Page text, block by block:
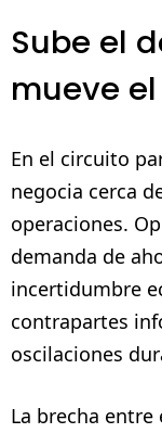
Sube el
mueve
En el circuito
negocia cerca
operaciones.
demanda de
incertidumbre
contrapartes
oscilaciones
La brecha